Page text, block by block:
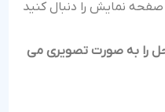
نمایش را دنبال کنید
را به صورت تصویری می